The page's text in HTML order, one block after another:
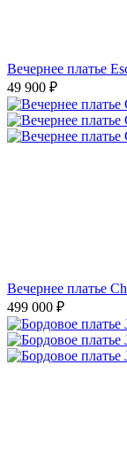
Вечернее платье
49 900 ₽
Вечернее платье
499 000 ₽